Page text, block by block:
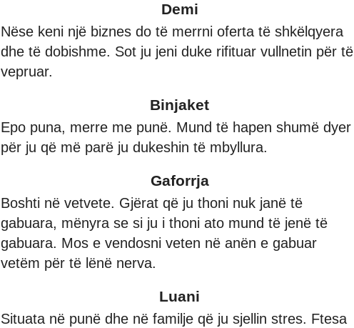
Demi
Nëse keni një biznes do të merrni oferta të shkëlqyera
dhe të dobishme. Sot ju jeni duke rifituar vullnetin për të
vepruar.
Binjaket
Epo puna, merre me punë. Mund të hapen shumë dyer
për ju që më parë ju dukeshin të mbyllura.
Gaforrja
Boshti në vetvete. Gjërat që ju thoni nuk janë të
gabuara, mënyra se si ju i thoni ato mund të jenë të
gabuara. Mos e vendosni veten në anën e gabuar
vetëm për të lënë nerva.
Luani
Situata në punë dhe në familje që ju sjellin stres. Ftesa